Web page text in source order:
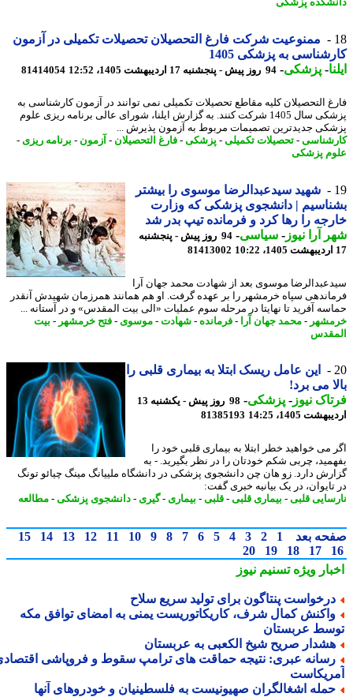
پزشکی
ممنوعیت شرکت فارغ التحصیلان تحصیلات تکمیلی در آزمون
به پزشکی 1405
-پزشکی-94 روز پیش - پنجشنبه 17 اردیبهشت 1405، 12:52 81414054
التحصیلان کلیه مقاطع تحصیلات تکمیلی نمی توانند در آزمون کارشناسی به
پزشکی سال 1405 شرکت کنند. به گزارش ایلنا، شورای عالی برنامه ریزی علوم
جدیدترین تصمیمات مربوط به آزمون پذیرش ...
-تحصیلات تکمیلی-پزشکی-فارغ التحصیلان-آزمون -برنامه ریزی -
پزشکی
شهید سیدعبدالرضا موسوی را بیشتر
| دانشجوی پزشکی که وزارت
را رها کرد و فرمانده تیپ بدر شد
آرا نیوز-سیاسی-
94 روز پیش - پنجشنبه
81413002
موسوی بعد از شهادت محمد جهان آرا
سپاه خرمشهر را بر عهده گرفت. او هم همانند همرزمان شهیدش آنقدر
آفرید تا نهایتا در مرحله سوم عملیات «الی بیت المقدس» و در آستانه ...
-محمد جهان آرا- فرمانده-شهادت-موسوی-فتح خرمشهر-بیت
این عامل ریسک ابتلا به بیماری قلبی را
می برد!
نیوز-پزشکی-
98 روز پیش - یکشنبه 13
1405، 14:25
81385193
می خواهید خطر ابتلا به بیماری قلبی خود را
چربی شکم خودتان را در نظر بگیرید. - به
دارد. زو هان چن دانشجوی پزشکی در دانشگاه ملییانگ مینگ چیائو تونگ
در یک بیانیه خبری گفت:
قلبی-بیماری قلبی-قلبی-بیماری- گیری- دانشجوی پزشکی-مطالعه
بعد 1
2
3
4
5
6
7
8
9
10
11
12
13
14
15
17
18
19
20
ویژهتسنیم نیوز
پنتاگون برای تولید سریع سلاح
کمال شرف، کاریکاتوریست یمنی به امضای توافق مکه
عربستان
صریح شیخ الکعبی به عربستان
عبری: نتیجه حماقت های ترامپ سقوط و فروپاشی اقتصادی
اشغالگران صهیونیست به فلسطینیان و خودروهای آنها